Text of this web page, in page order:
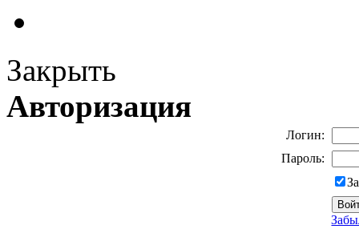
Закрыть
Авторизация
Логин:
Пароль: